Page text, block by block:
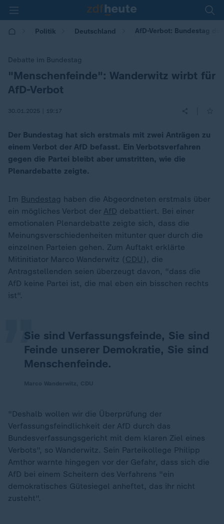
Politik Deutschland AfD-Verbot: Bundestag
Debatte im Bundestag
:"Menschenfeinde": Wanderwitz wirbt für
AfD-Verbot
30.01.2025 | 19:17
Der Bundestag hat sich erstmals mit zwei Anträgen zu
einem Verbot der AfD befasst. Ein Verbotsverfahren
gegen die Partei bleibt aber umstritten, wie die
Plenardebatte zeigte.
Im Bundestag haben die Abgeordneten erstmals über
ein mögliches Verbot der AfD debattiert. Bei einer
emotionalen Plenardebatte zeigte sich, dass die
Meinungsverschiedenheiten mitunter quer durch die
einzelnen Parteien gehen. Zum Auftakt erklärte
Mitinitiator Marco Wanderwitz (CDU ), die
Antragstellenden seien überzeugt davon, "dass die
AfD keine Partei ist, die mal eben ein bisschen rechts
ist".
Sie sind Verfassungsfeinde, Sie sind
Feinde unserer Demokratie, Sie sind
Menschenfeinde.
„
"Deshalb wollen wir die Überprüfung der
Verfassungsfeindlichkeit der AfD durch das
Bundesverfassungsgericht mit dem klaren Ziel eines
Verbots", so Wanderwitz. Sein Parteikollege Philipp
Amthor warnte hingegen vor der Gefahr, dass sich die
AfD bei einem Scheitern des Verfahrens "ein
demokratisches Gütesiegel anheftet, das ihr nicht
zusteht".